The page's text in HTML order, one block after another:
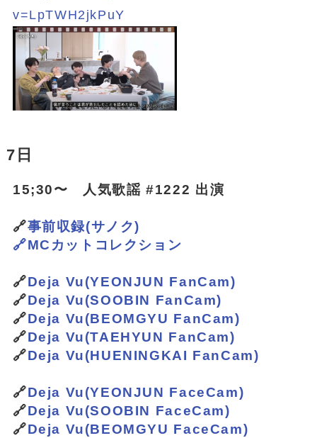
v=LpTWH2jkPuY
7日
15;30〜 人気歌謡 #1222 出演
🔗事前収録(サノク)
🔗MCカットコレクション
🔗Deja Vu(YEONJUN FanCam)
🔗Deja Vu(SOOBIN FanCam)
🔗Deja Vu(BEOMGYU FanCam)
🔗Deja Vu(TAEHYUN FanCam)
🔗Deja Vu(HUENINGKAI FanCam)
🔗Deja Vu(YEONJUN FaceCam)
🔗Deja Vu(SOOBIN FaceCam)
🔗Deja Vu(BEOMGYU FaceCam)